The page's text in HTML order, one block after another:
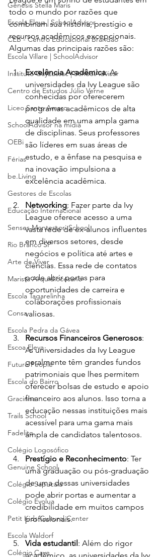
Gênesis Stella Maris
Escola Eleva | SchoolAdvisor
CEB - Centro Educacional Brandão
Escola Villare | SchoolAdvisor
Instituto GayLussac | SchoolAdvisor
Centro de Estudos Júlio Verne
Liceo Santo Amaro
SchoolAdvisor na mídia
OEBi
Férias
be.Living
Gestores de Escolas
Educação Internacional
Senses Montessori School
Rio Branco SP
Arte de Viver
Marista Arquidiocesano
Escola Tagarelinha
Consa
Escola Pedra da Gávea
Escoa Eleva
Future People
Escola do Bairro
Gracinha
Trails School
Fadelito
Colégio Logosófico
Genuine School
Colégio Sapucaia
Colégio Evolua
Petit Kids Cultural Center
Escola Waldorf
Colégio Cave
todo o mundo por razões que
combinam sua história, prestígio e
recursos acadêmicos excepcionais.
Algumas das principais razões são:
Excelência Acadêmica: As
universidades da Ivy League são
conhecidas por oferecerem
programas acadêmicos de alta
qualidade em uma ampla gama
de disciplinas. Seus professores
são líderes em suas áreas de
estudo, e a ênfase na pesquisa e
na inovação impulsiona a
excelência acadêmica.
Networking: Fazer parte da Ivy
League oferece acesso a uma
vasta rede de ex-alunos influentes
em diversos setores, desde
negócios e política até artes e
ciências. Essa rede de contatos
pode abrir portas para
oportunidades de carreira e
colaborações profissionais
valiosas.
Recursos Financeiros Generosos:
As universidades da Ivy League
geralmente têm grandes fundos
patrimoniais que lhes permitem
oferecer bolsas de estudo e apoio
financeiro aos alunos. Isso torna a
educação nessas instituições mais
acessível para uma gama mais
ampla de candidatos talentosos.
Prestígio e Reconhecimento: Ter
uma graduação ou pós-graduação
de uma dessas universidades
pode abrir portas e aumentar a
credibilidade em muitos campos
profissionais.
Vida estudantil : Além do rigor